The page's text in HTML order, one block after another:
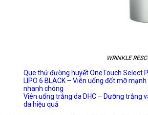
WRINKLE
Que thử đường huyết OneTouch Select
LIPO 6 BLACK – Viên uống đốt mỡ
nhanh chóng
Viên uống trắng da DHC – Dưỡng trắng
da hiệu quả